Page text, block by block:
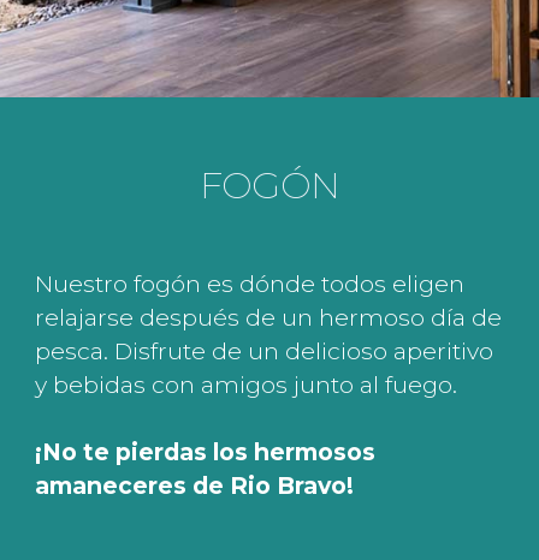
FOGÓN
Nuestro fogón es dónde todos eligen
relajarse después de un hermoso día de
pesca. Disfrute de un delicioso aperitivo
y bebidas con amigos junto al fuego.
¡No te pierdas los hermosos
amaneceres de Rio Bravo!